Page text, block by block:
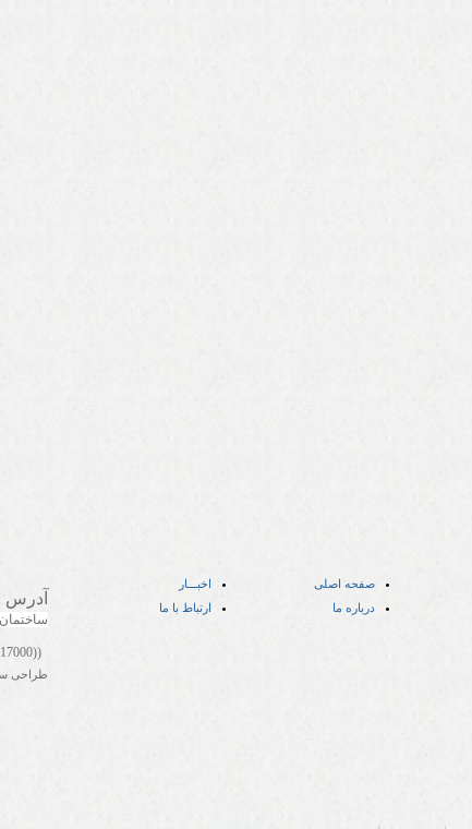
صفحه اصلی
اخبـــار
درباره ما
ارتباط با ما آدرس
((05141417000))
طراحی